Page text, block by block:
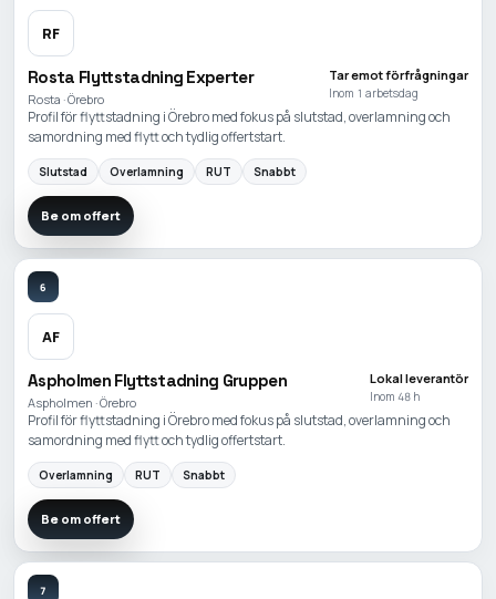
RF
Rosta Flyttstadning Experter
Rosta · Örebro
Tar emot förfrågningar
Inom 1 arbetsdag
Profil för flyttstadning i Örebro med fokus på slutstad, overlamning och
samordning med flytt och tydlig offertstart.
Slutstad Overlamning RUT Snabbt
Be om offert
6
AF
Aspholmen Flyttstadning Gruppen
Aspholmen · Örebro
Lokal leverantör
Inom 48 h
Profil för flyttstadning i Örebro med fokus på slutstad, overlamning och
samordning med flytt och tydlig offertstart.
Overlamning RUT Snabbt
Be om offert
7